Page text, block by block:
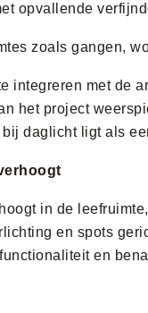
opvallende
zoals gangen,
integreren met de
het project
daglicht ligt als
in de
en spots
en